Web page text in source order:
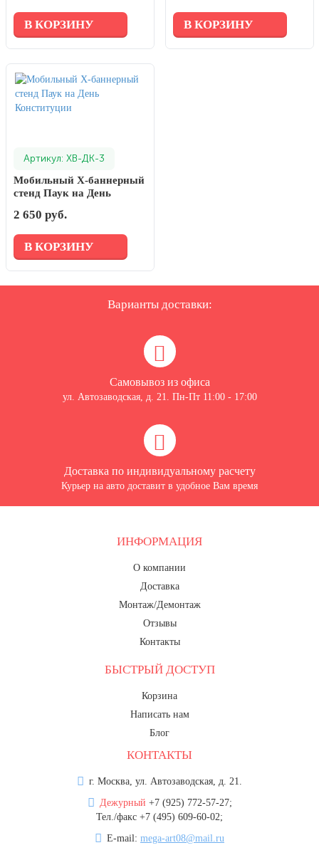
В КОРЗИНУ В КОРЗИНУ
Артикул: ХВ-ДК-3
Мобильный X-баннерный
стенд Паук на День
2 650 руб.
В КОРЗИНУ
Варианты доставки:
Самовывоз из офиса
ул. Автозаводская, д. 21. Пн-Пт 11:00 - 17:00
Доставка по индивидуальному расчету
Курьер на авто доставит в удобное Вам время
ИНФОРМАЦИЯ
О компании
Доставка
Монтаж/Демонтаж
Отзывы
Контакты
БЫСТРЫЙ ДОСТУП
Корзина
Написать нам
Блог
КОНТАКТЫ
г. Москва, ул. Автозаводская, д. 21.
Дежурный +7 (925) 772-57-27;
Тел./факс +7 (495) 609-60-02;
E-mail: mega-art08@mail.ru